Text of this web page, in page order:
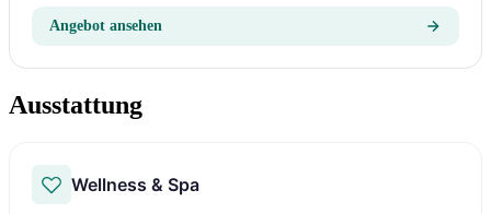
Angebot ansehen
Ausstattung
Wellness & Spa